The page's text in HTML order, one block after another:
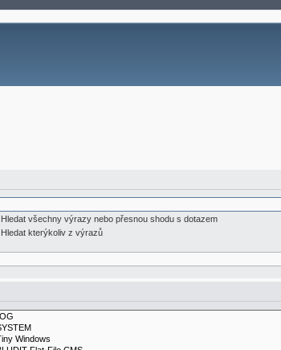
Hledat všechny výrazy nebo přesnou shodu s dotazem
Hledat kterýkoliv z výrazů